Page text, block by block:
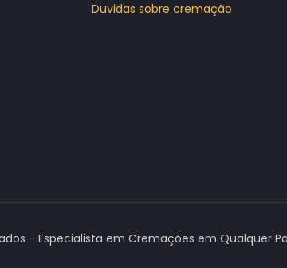
Duvidas sobre cremação
- Especialista em Cremações em Qualquer